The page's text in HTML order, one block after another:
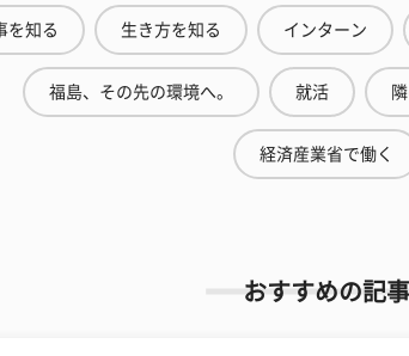
を知る 生き方を知る インターン
福島、その先の環境へ。 就活
経済産業省で働く
おすすめの記事